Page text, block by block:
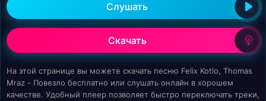
Слушать
Скачать
На этой странице вы можете скачать песню Felix Kotlo, Thomas
Mraz - Повезло бесплатно или слушать онлайн в хорошем
качестве. Удобный плеер позволяет быстро переключать треки,